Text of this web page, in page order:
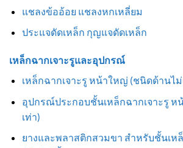
แชลงข้ออ้อย แชลงหกเหลี่ยม
ประแจดัดเหล็ก กุญแจดัดเหล็ก
เหล็กฉากเจาะรูและอุปกรณ์
เหล็กฉากเจาะรู หน้าใหญ่ (ชนิดด้านไม่
อุปกรณ์ประกอบชั้นเหล็กฉากเจาะรู
เท่า)
ยางและพลาสติกสวมขา สำหรับชั้นเห